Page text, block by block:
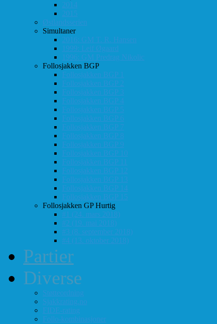
2014
2015
Østlandsserien
Simultaner
2016: GM T. R. Hansen
1999: Leif Øgaard
1996: GM Predrag Nikolic
Follosjakken BGP
Follosjakken BGP 1
Follosjakken BGP 2
Follosjakken BGP 3
Follosjakken BGP 4
Follosjakken BGP 5
Follosjakken BGP 6
Follosjakken BGP 7
Follosjakken BGP 8
Follosjakken BGP 9
Follosjakken BGP 10
Follosjakken BGP 11
Follosjakken BGP 12
Follosjakken BGP 13
Follosjakken BGP 14
Follosjakken BGP 15
Follosjakken GP Hurtig
#1 (24. mars 2018)
#2 (19. mai 2018)
#3 (8. september 2018)
#4 (13. oktober 2018)
Partier
Diverse
Støtteordning
Sjakkrating.no
FIDE-rating
Follo-kombinasjoner